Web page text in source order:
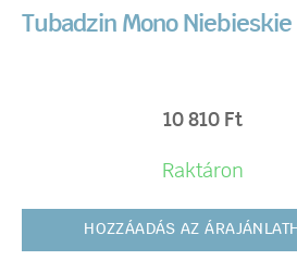
Tubadzin Mono
10 810 Ft
Raktáron
HOZZÁADÁS AZ